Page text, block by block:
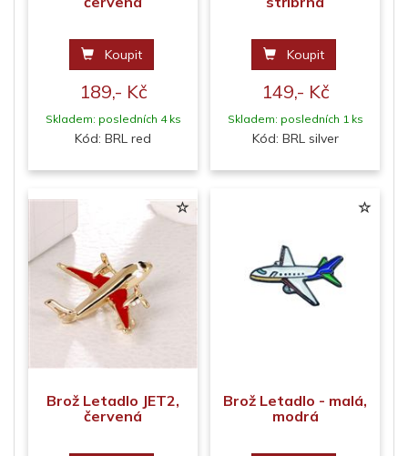
Koupit
189,- Kč
Skladem: posledních 4 ks
Kód: BRL red
Koupit
149,- Kč
Skladem: posledních 1 ks
Kód: BRL silver
Brož Letadlo JET2,
červená
Brož Letadlo - malá,
modrá